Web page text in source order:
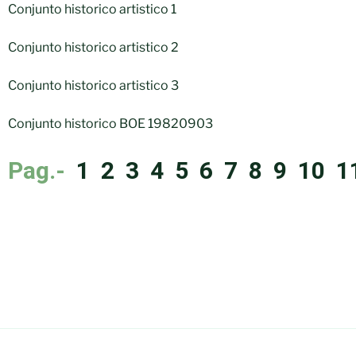
Conjunto historico artistico 1
Conjunto historico artistico 2
Conjunto historico artistico 3
Conjunto historico BOE 19820903
Pag.- 1 2 3 4 5 6 7 8 9 10